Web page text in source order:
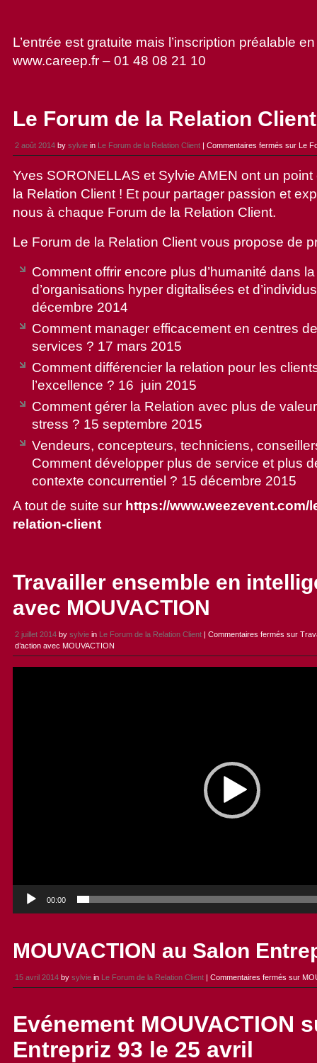
L’entrée est gratuite mais l’inscription préalable
www.careep.fr – 01 48 08 21 10
Le Forum de la Relation
2 août 2014 by sylvie in Le Forum de la Relation Client | Commentaires fermés sur Le
Yves SORONELLAS et Sylvie AMEN ont un
la Relation Client ! Et pour partager passion et
nous à chaque Forum de la Relation Client.
Le Forum de la Relation Client vous propose de
Comment offrir encore plus d’humanité dans
d’organisations hyper digitalisées et
décembre 2014
Comment manager efficacement en centres
services ? 17 mars 2015
Comment différencier la relation pour les
l’excellence ? 16 juin 2015
Comment gérer la Relation avec plus de
stress ? 15 septembre 2015
Vendeurs, concepteurs, techniciens,
Comment développer plus de service et plus
contexte concurrentiel ? 15 décembre 2015
A tout de suite sur https://www.weezevent.com/
relation-client
Travailler ensemble en
avec MOUVACTION
2 juillet 2014 by sylvie in Le Forum de la Relation Client | Commentaires fermés sur
d’action avec MOUVACTION
00:00
MOUVACTION au Salon
15 avril 2014 by sylvie in Le Forum de la Relation Client | Commentaires fermés sur
Evénement MOUVACTION
Entrepriz 93 le 25 avril